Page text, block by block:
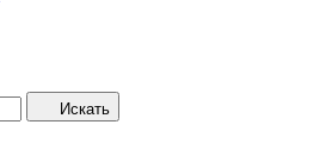
Искать